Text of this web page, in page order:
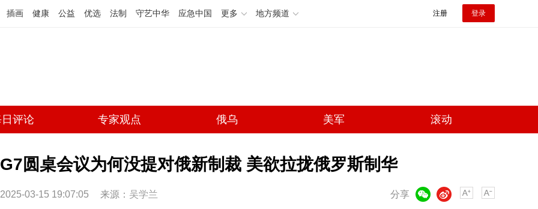
插画 健康 公益 优选 法制 守艺中华 应急中国 更多 地方频道 注册 登录
评论 专家观点 俄乌 美军 滚动
G7圆桌会议为何没提对俄新制裁 美欲拉拢俄罗斯制华
2025-03-15 19:07:05 来源： 吴学兰 分享
微博